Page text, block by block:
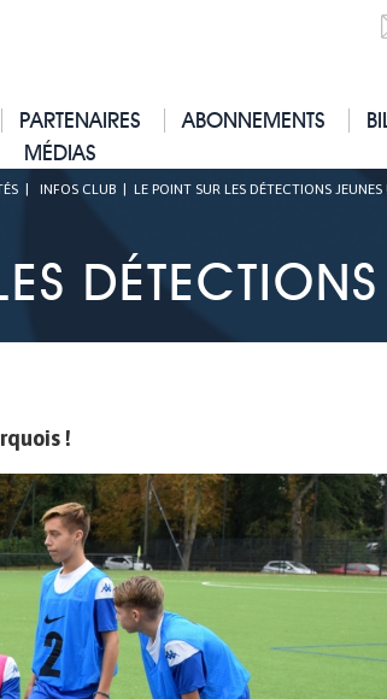
PARTENAIRES ABONNEMENTS
MÉDIAS
INFOS CLUB LE POINT SUR LES DÉTECTIONS JEUNES !
!